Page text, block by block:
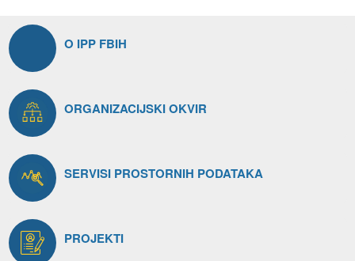
O IPP FBIH
ORGANIZACIJSKI OKVIR​
SERVISI PROSTORNIH PODATAKA
PROJEKTI